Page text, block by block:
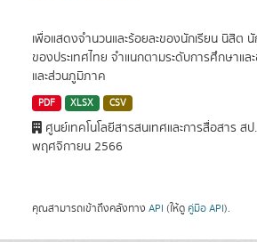
เพื่อแสดงจำนวนและร้อยละของนักเรียน นิสิต นั
ของประเทศไทย จำแนกตามระดับการศึกษาแล
และส่วนภูมิภาค
PDF XLSX CSV
ศูนย์เทคโนโลยีสารสนเทศและการสื่อสาร ส
พฤศจิกายน 2566
คุณสามารถเข้าถึงคลังทาง API (ให้ดู คู่มือ API).